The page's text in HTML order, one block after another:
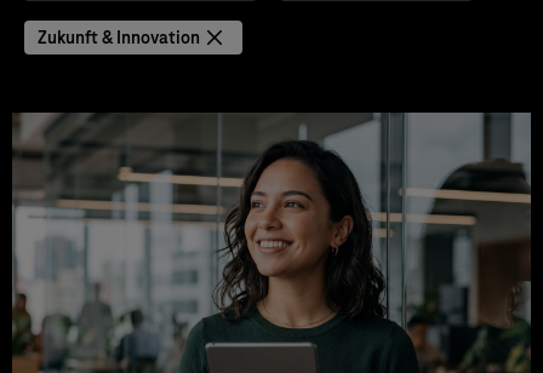
Zukunft & Innovation